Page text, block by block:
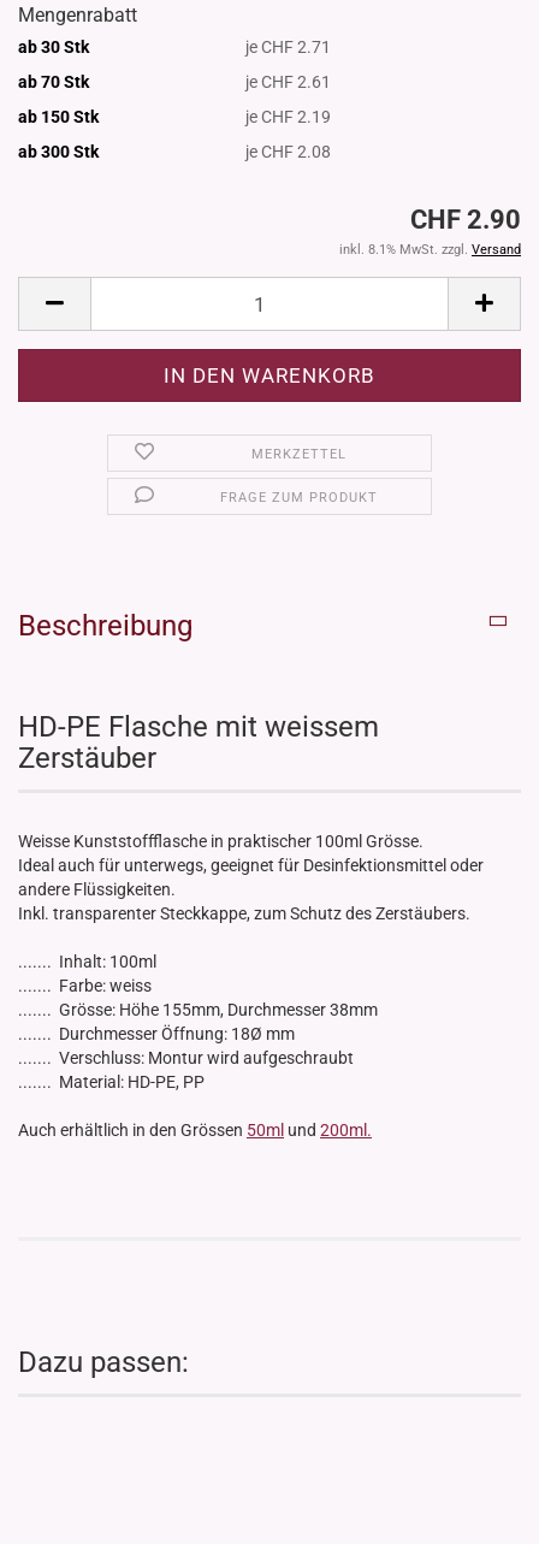
Mengenrabatt
ab 30 Stk
je CHF 2.71
ab 70 Stk
je CHF 2.61
ab 150 Stk
je CHF 2.19
ab 300Stk je CHF 2.08
CHF 2.90
inkl. 8.1% MwSt. zzgl. Versand
MERKZETTEL
FRAGE ZUM PRODUKT
Beschreibung
HD-PE Flasche mit weissem
Zerstäuber
Weisse Kunststoffflasche in praktischer 100ml Grösse.
Ideal auch für unterwegs, geeignet für Desinfektionsmittel oder
andere Flüssigkeiten.
Inkl. transparenter Steckkappe, zum Schutz des Zerstäubers.
....... Inhalt: 100ml
....... Farbe: weiss
....... Grösse: Höhe 155mm, Durchmesser 38mm
....... Durchmesser Öffnung: 18Ø mm
....... Verschluss: Montur wird aufgeschraubt
....... Material: HD-PE, PP
Auch erhältlich in den Grössen 50ml und 200ml.
Dazu passen: